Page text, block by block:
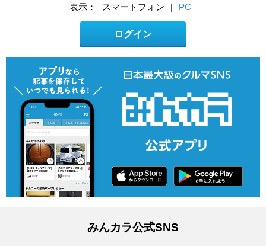
表示： スマートフォン | PC
ログイン
みんカラ公式SNS